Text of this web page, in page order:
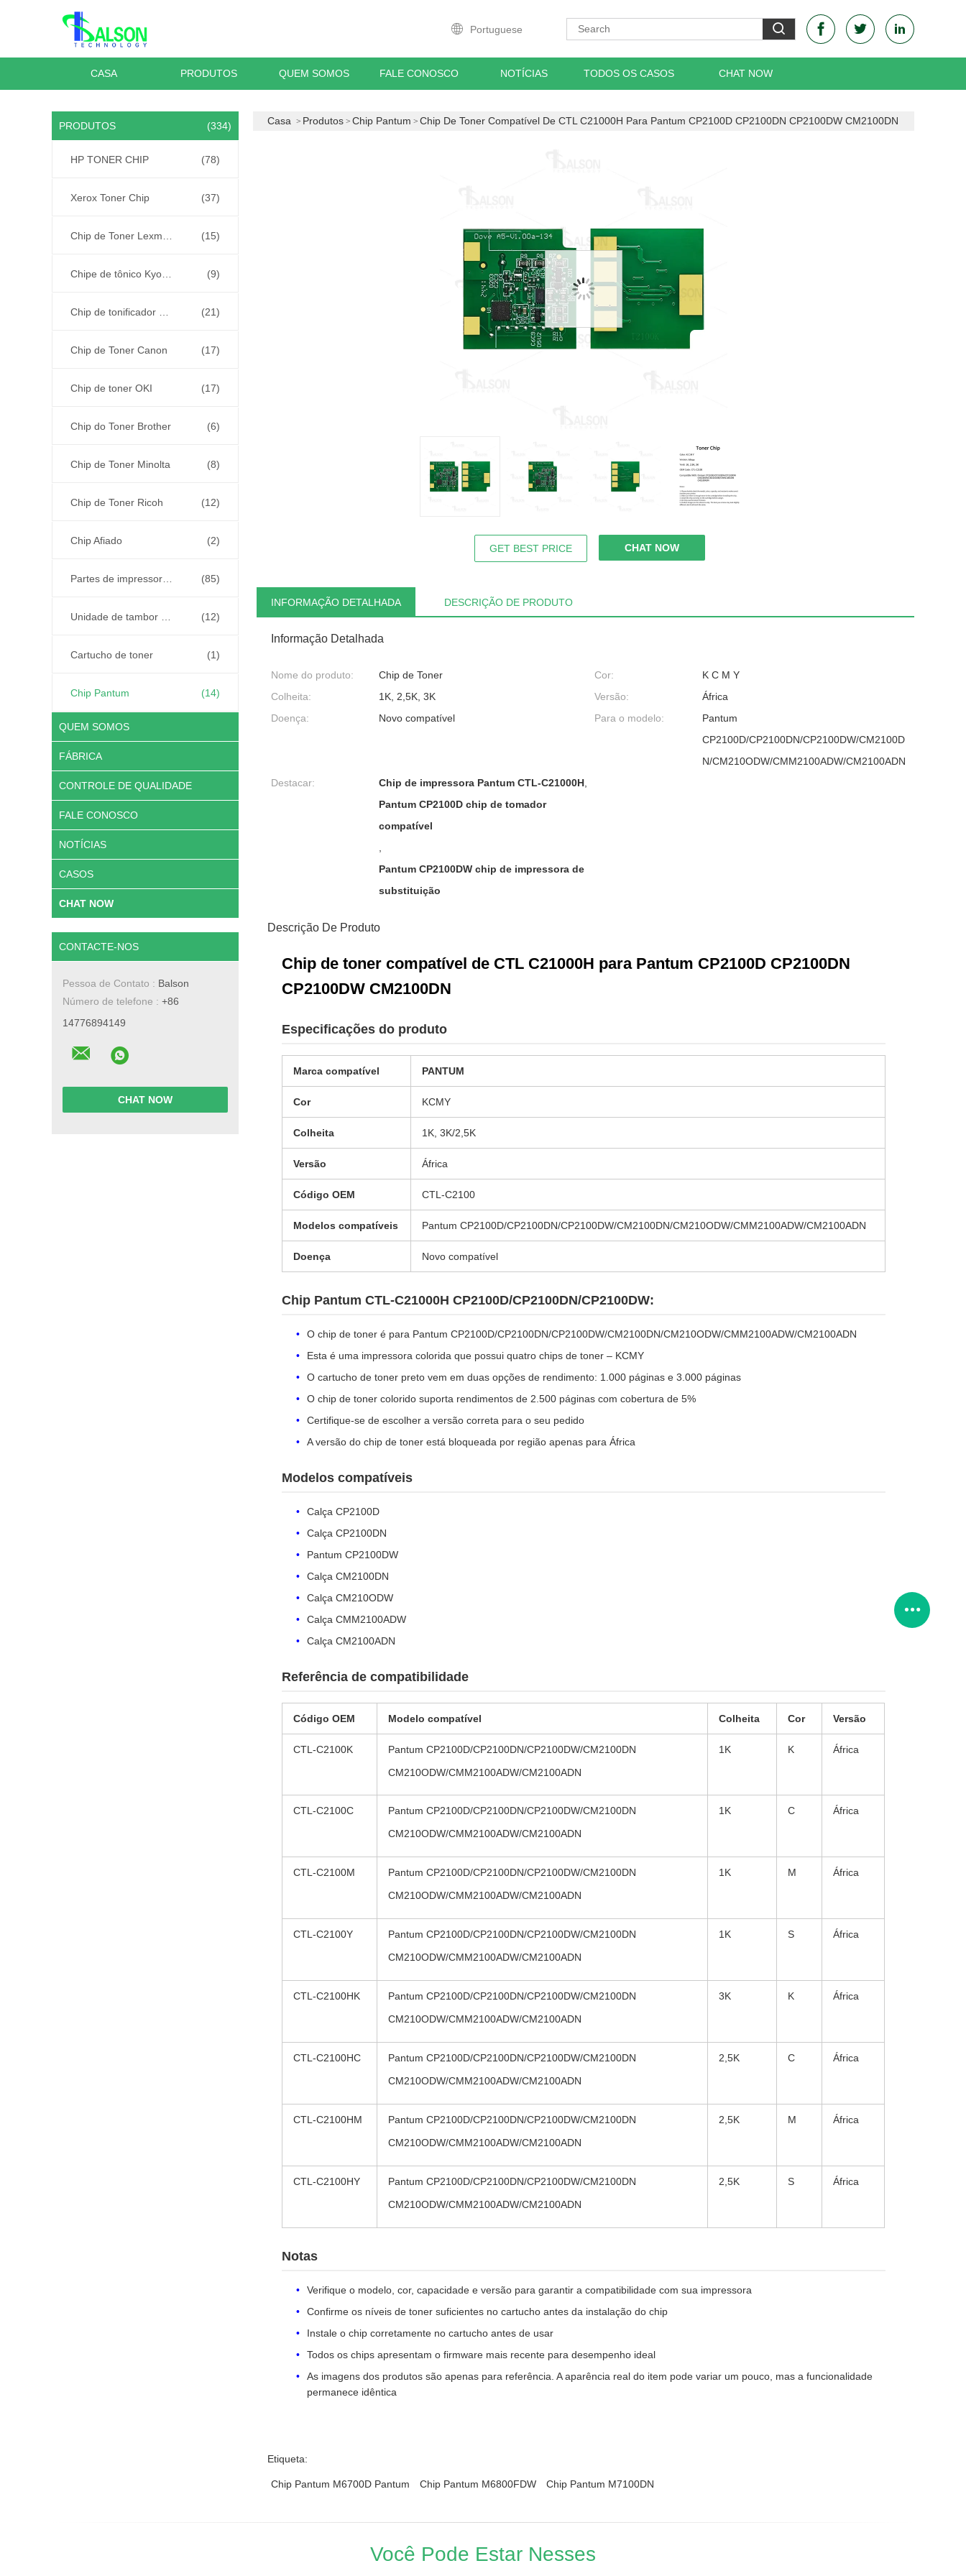
Portuguese
CASA PRODUTOS QUEM SOMOS FALE CONOSCO NOTÍCIAS TODOS OS CASOS CHAT NOW
PRODUTOS (334)
HP TONER CHIP (78)
Xerox Toner Chip (37)
(15)
(9)
(21)
Chip de Toner Canon (17)
Chip de toner OKI (17)
Chip do Toner Brother (6)
Chip de Toner Minolta (8)
Chip de Toner Ricoh (12)
Chip Afiado (2)
(85)
(12)
Cartucho de toner (1)
Chip Pantum (14)
QUEM SOMOS
FÁBRICA
CONTROLE DE QUALIDADE
FALE CONOSCO
NOTÍCIAS
CASOS
CHAT NOW
CONTACTE-NOS
Pessoa de Contato : Balson
Número de telefone : +86
14776894149
CHAT NOW
Casa Produtos Chip Pantum Chip De Toner Compatível De CTL C21000H Para Pantum CP2100D CP2100DN CP2100DW CM2100DN
GET BEST PRICE CHAT NOW
INFORMAÇÃO DETALHADA DESCRIÇÃO DE PRODUTO
Informação Detalhada
Nome do produto: Chip de Toner Cor:
K C M Y
Colheita:
1K, 2,5K, 3K Versão:
África
Doença:
Novo compatível Para o modelo:
Pantum
CP2100D/CP2100DN/CP2100DW/CM2100D
N/CM210ODW/CMM2100ADW/CM2100ADN
Destacar:
Chip de impressora Pantum CTL-C21000H
Pantum CP2100D chip de tomador
compatível
Pantum CP2100DW chip de impressora de
substituição
Descrição De Produto
Chip de toner compatível de CTL C21000H para Pantum CP2100D CP2100DN
CP2100DW CM2100DN
Especificações do produto
Marca compatível PANTUM
Cor KCMY
Colheita 1K, 3K/2,5K
Versão África
Código OEM CTL-C2100
Modelos compatíveis Pantum CP2100D/CP2100DN/CP2100DW/CM2100DN/CM210ODW/CMM2100ADW/CM2100ADN
Doença Novo compatível
Chip Pantum CTL-C21000H CP2100D/CP2100DN/CP2100DW:
O chip de toner é para Pantum CP2100D/CP2100DN/CP2100DW/CM2100DN/CM210ODW/CMM2100ADW/CM2100ADN
Esta é uma impressora colorida que possui quatro chips de toner – KCMY
O cartucho de toner preto vem em duas opções de rendimento: 1.000 páginas e 3.000 páginas
O chip de toner colorido suporta rendimentos de 2.500 páginas com cobertura de 5%
Certifique-se de escolher a versão correta para o seu pedido
A versão do chip de toner está bloqueada por região apenas para África
Modelos compatíveis
Calça CP2100D
Calça CP2100DN
Pantum CP2100DW
Calça CM2100DN
Calça CM210ODW
Calça CMM2100ADW
Calça CM2100ADN
Referência de compatibilidade
Código OEM Modelo compatível Colheita Cor Versão
CTL-C2100K
Pantum CP2100D/CP2100DN/CP2100DW/CM2100DN
CM210ODW/CMM2100ADW/CM2100ADN
1K K África
CTL-C2100C
Pantum CP2100D/CP2100DN/CP2100DW/CM2100DN
CM210ODW/CMM2100ADW/CM2100ADN
1K C África
CTL-C2100M
Pantum CP2100D/CP2100DN/CP2100DW/CM2100DN
CM210ODW/CMM2100ADW/CM2100ADN
1K M África
CTL-C2100Y
Pantum CP2100D/CP2100DN/CP2100DW/CM2100DN
CM210ODW/CMM2100ADW/CM2100ADN
1K S África
CTL-C2100HK
Pantum CP2100D/CP2100DN/CP2100DW/CM2100DN
CM210ODW/CMM2100ADW/CM2100ADN
3K K África
CTL-C2100HC
Pantum CP2100D/CP2100DN/CP2100DW/CM2100DN
CM210ODW/CMM2100ADW/CM2100ADN
2,5K C África
CTL-C2100HM
Pantum CP2100D/CP2100DN/CP2100DW/CM2100DN
CM210ODW/CMM2100ADW/CM2100ADN
2,5K M África
CTL-C2100HY
Pantum CP2100D/CP2100DN/CP2100DW/CM2100DN
CM210ODW/CMM2100ADW/CM2100ADN
2,5K S África
Notas
Verifique o modelo, cor, capacidade e versão para garantir a compatibilidade com sua impressora
Confirme os níveis de toner suficientes no cartucho antes da instalação do chip
Instale o chip corretamente no cartucho antes de usar
Todos os chips apresentam o firmware mais recente para desempenho ideal
As imagens dos produtos são apenas para referência. A aparência real do item pode variar um pouco, mas a funcionalidade
permanece idêntica
Etiqueta:
Chip Pantum M6700D Pantum Chip Pantum M6800FDW Chip Pantum M7100DN
Você Pode Estar Nesses